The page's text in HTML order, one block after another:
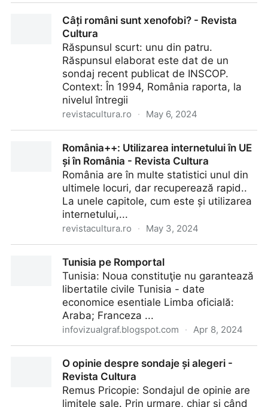
Câți români sunt xenofobi? - Revista
Cultura
Răspunsul scurt: unu din patru.
Răspunsul elaborat este dat de un
sondaj recent publicat de INSCOP.
Context: În 1994, România raporta, la
nivelul întregii
revistacultura.ro · May 6, 2024
România++: Utilizarea internetului în UE
și în România - Revista Cultura
România are în multe statistici unul din
ultimele locuri, dar recuperează rapid..
La unele capitole, cum este și utilizarea
internetului,...
revistacultura.ro · May 3, 2024
România - Revista Cultura
Tunisia pe Romportal
Tunisia: Noua constituţie nu garantează
libertatile civile Tunisia - date
economice esentiale Limba oficială:
Araba; Franceza ...
infovizualgraf.blogspot.com · Apr 8, 2024
O opinie despre sondaje și alegeri -
Revista Cultura
Remus Pricopie: Sondajul de opinie are
limitele sale. Prin urmare, chiar și când